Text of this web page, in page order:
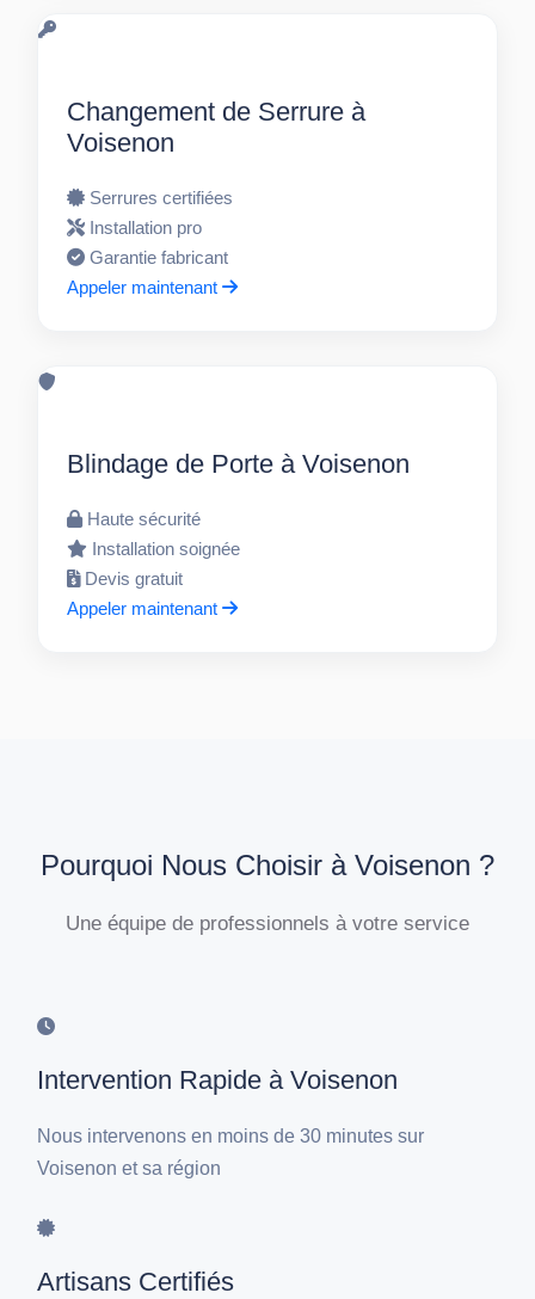
Changement de Serrure à
Voisenon
Serrures certifiées
Installation pro
Garantie fabricant
Appeler maintenant
Blindage de Porte à Voisenon
Haute sécurité
Installation soignée
Devis gratuit
Appeler maintenant
Pourquoi Nous Choisir à Voisenon ?
Une équipe de professionnels à votre service
Intervention Rapide à Voisenon
Nous intervenons en moins de 30 minutes sur
Voisenon et sa région
Artisans Certifiés